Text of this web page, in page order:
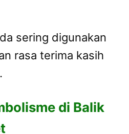
sering digunakan
rasa terima kasih
di Balik